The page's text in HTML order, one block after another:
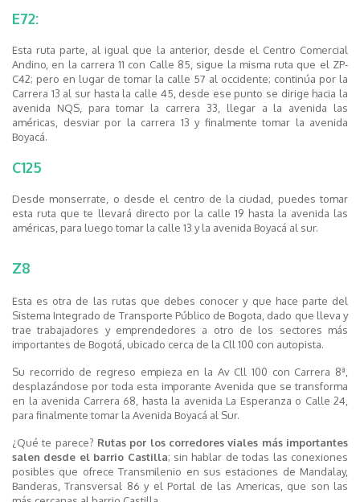
E72:
Esta ruta parte, al igual que la anterior, desde el Centro Comercial
Andino, en la carrera 11 con Calle 85, sigue la misma ruta que el ZP-
C42; pero en lugar de tomar la calle 57 al occidente; continúa por la
Carrera 13 al sur hasta la calle 45, desde ese punto se dirige hacia la
avenida NQS, para tomar la carrera 33, llegar a la avenida las
américas, desviar por la carrera 13 y finalmente tomar la avenida
Boyacá.
C125
Desde monserrate, o desde el centro de la ciudad, puedes tomar
esta ruta que te llevará directo por la calle 19 hasta la avenida las
américas, para luego tomar la calle 13 y la avenida Boyacá al sur.
Z8
Esta es otra de las rutas que debes conocer y que hace parte del
Sistema Integrado de Transporte Público de Bogota, dado que lleva y
trae trabajadores y emprendedores a otro de los sectores más
importantes de Bogotá, ubicado cerca de la Cll 100 con autopista.
Su recorrido de regreso empieza en la Av Cll 100 con Carrera 8ª,
desplazándose por toda esta imporante Avenida que se transforma
en la avenida Carrera 68, hasta la avenida La Esperanza o Calle 24,
para finalmente tomar la Avenida Boyacá al Sur.
¿Qué te parece? Rutas por los corredores viales más importantes
salen desde el barrio Castilla; sin hablar de todas las conexiones
posibles que ofrece Transmilenio en sus estaciones de Mandalay,
Banderas, Transversal 86 y el Portal de las Americas, que son las